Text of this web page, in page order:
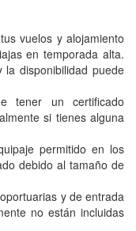
vuelos y alojamiento
en temporada alta.
disponibilidad puede
tener un certificado
si tienes alguna
permitido en los
debido al tamaño de
y de entrada
no están incluidas